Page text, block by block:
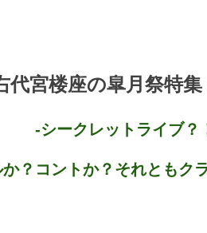
代宮楼座の皐月祭特
-シークレットライブ？
か？コントか？それともク